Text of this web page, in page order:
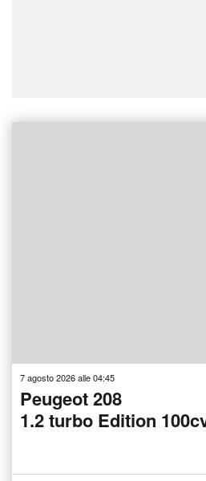
7 agosto 2026 alle 04:45
Peugeot 208
1.2 turbo Edition